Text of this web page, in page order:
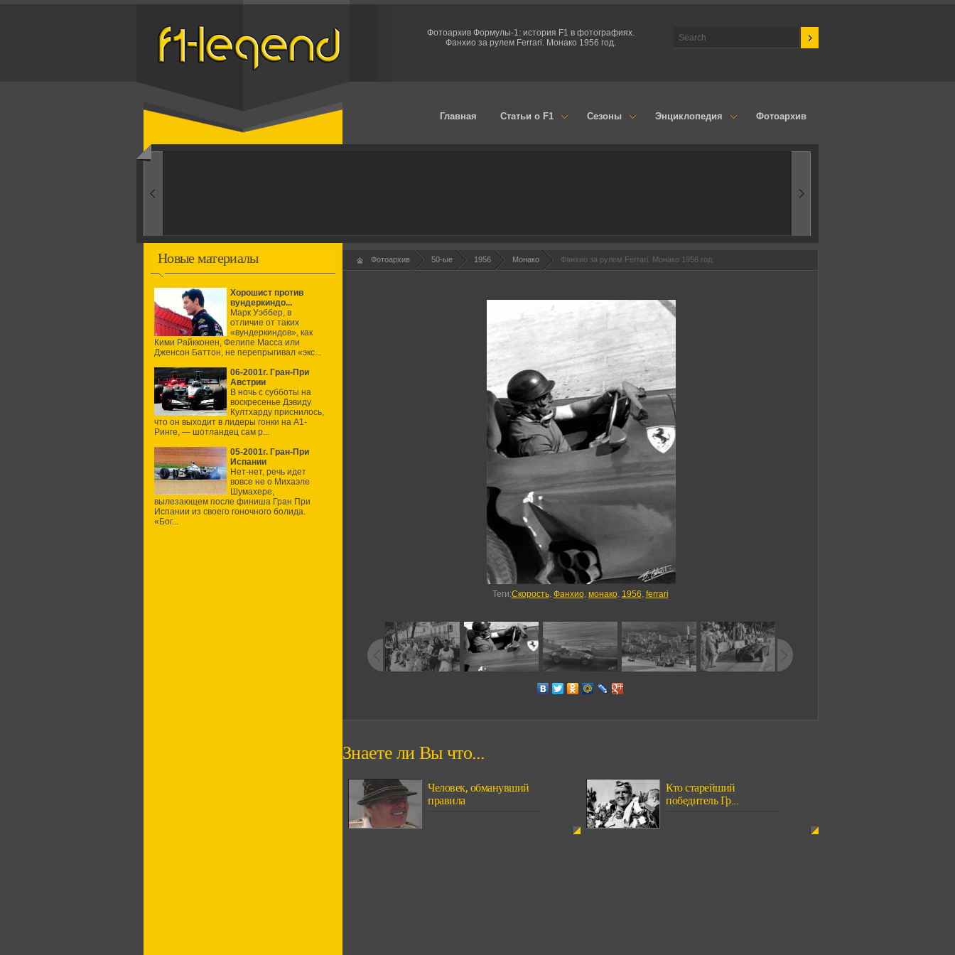
Фотоархив Формулы-1: история F1 в фотографиях.
Фанхио за рулем Ferrari. Монако 1956 год.
Главная Статьи о F1 Сезоны Энциклопедия Фотоархив
1960-ые
Новые материалы
Хорошист против
вундеркиндо...
Марк Уэббер, в
отличие от таких
«вундеркиндов», как
Кими Райкконен, Фелипе Масса или
Дженсон Баттон, не перепрыгивал «экс...
06-2001г. Гран-При
Австрии
В ночь с субботы на
воскресенье Дэвиду
Култхарду приснилось,
что он выходит в лидеры гонки на А1-
Ринге, — шотландец сам р...
05-2001г. Гран-При
Испании
Нет-нет, речь идет
вовсе не о Михаэле
Шумахере,
вылезающем после финиша Гран При
Испании из своего гоночного болида.
«Бог...
Фотоархив 50-ые 1956 Монако Фанхио за рулем Ferrari. Монако 1956 год.
Теги:Скорость, Фанхио, монако, 1956, ferrari
Знаете ли Вы что...
Человек, обманувший
правила
Кто старейший
победитель Гр...